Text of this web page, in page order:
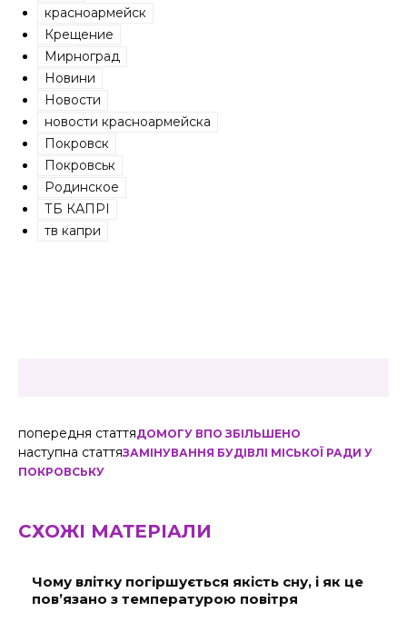
красноармейск
Крещение
Мирноград
Новини
Новости
новости красноармейска
Покровск
Покровськ
Родинское
ТБ КАПРІ
тв капри
попередня статтяДОМОГУ ВПО ЗБІЛЬШЕНО
наступна статтяЗАМІНУВАННЯ БУДІВЛІ МІСЬКОЇ РАДИ У
ПОКРОВСЬКУ
СХОЖІ МАТЕРІАЛИ
Чому влітку погіршується якість сну, і як це
пов’язано з температурою повітря